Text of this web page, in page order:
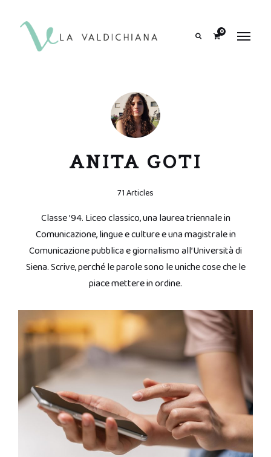
0
ANITA GOTI
71 Articles
Classe ’94. Liceo classico, una laurea triennale in
Comunicazione, lingue e culture e una magistrale in
Comunicazione pubblica e giornalismo all’Università di
Siena. Scrive, perché le parole sono le uniche cose che le
piace mettere in ordine.